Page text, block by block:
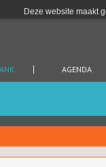
Deze website maakt
AGENDA